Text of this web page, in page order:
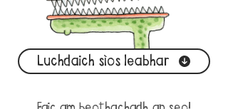
Luchdaich sìos leabhar